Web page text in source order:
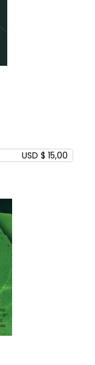
USD $ 15,00